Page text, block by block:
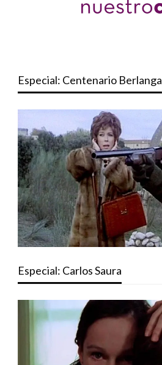
Especial: Centenario Berlanga
Especial: Carlos Saura